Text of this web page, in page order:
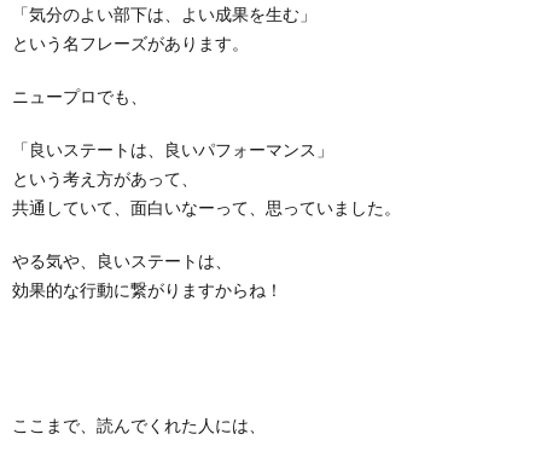
「気分のよい部下は、よい成果を生む」
という名フレーズがあります。
ニュープロでも、
「良いステートは、良いパフォーマンス」
という考え方があって、
共通していて、面白いなーって、思っていました。
やる気や、良いステートは、
効果的な行動に繋がりますからね！
ここまで、読んでくれた人には、